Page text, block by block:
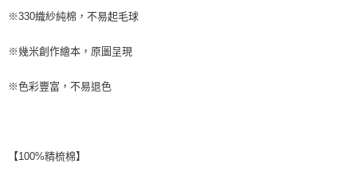
※330織紗純棉，不易起毛球
※幾米創作繪本，原圖呈現
※色彩豐富，不易退色
【100%精梳棉】